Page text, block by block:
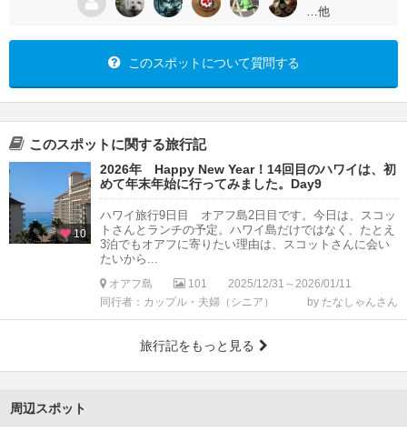
…他
このスポットについて質問する
このスポットに関する旅行記
10
2026年 Happy New Year！14回目のハワイは、初
めて年末年始に行ってみました。Day9
ハワイ旅行9日目 オアフ島2日目です。今日は、スコッ
トさんとランチの予定。ハワイ島だけではなく、たとえ
3泊でもオアフに寄りたい理由は、スコットさんに会い
たいから...
オアフ島 101
2025/12/31～2026/01/11
同行者：カップル・夫婦（シニア）
by たなしゃんさん
旅行記をもっと見る
周辺スポット